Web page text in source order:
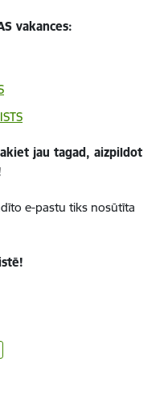
vakances:
jau tagad, aizpildot
e-pastu tiks nosūtīta